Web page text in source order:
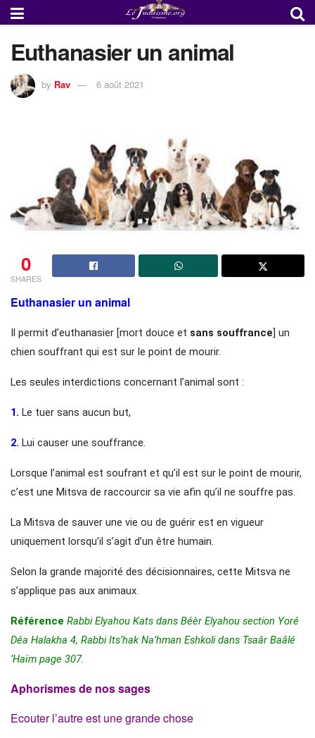
Euthanasier un animal
by Rav 6 août 2021
0
SHARES
Euthanasier un animal
Il permit d’euthanasier [mort douce et sans souffrance] un
chien souffrant qui est sur le point de mourir.
Les seules interdictions concernant l’animal sont :
1. Le tuer sans aucun but,
2. Lui causer une souffrance.
Lorsque l’animal est soufrant et qu’il est sur le point de mourir,
c’est une Mitsva de raccourcir sa vie afin qu’il ne souffre pas.
La Mitsva de sauver une vie ou de guérir est en vigueur
uniquement lorsqu’il s’agit d’un être humain.
Selon la grande majorité des décisionnaires, cette Mitsva ne
s’applique pas aux animaux.
Référence Rabbi Elyahou Kats dans Béèr Elyahou section Yoré
Déa Halakha 4, Rabbi Its’hak Na’hman Eshkoli dans Tsaâr Baâlé
‘Haïm page 307.
Aphorismes de nos sages
Ecouter l’autre est une grande chose